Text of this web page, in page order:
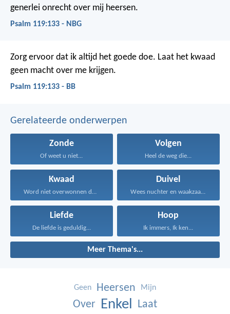
generlei onrecht over mij heersen.
Psalm 119:133 - NBG
Zorg ervoor dat ik altijd het goede doe. Laat het kwaad
geen macht over me krijgen.
Psalm 119:133 - BB
Gerelateerde onderwerpen
Zonde
Of weet u niet...
Volgen
Heel de weg die...
Kwaad
Word niet overwonnen door...
Duivel
Wees nuchter en waakzaam...
Liefde
De liefde is geduldig...
Hoop
Ik immers, Ik ken...
Meer Thema's...
Geen Heersen Mijn
Over Enkel Laat